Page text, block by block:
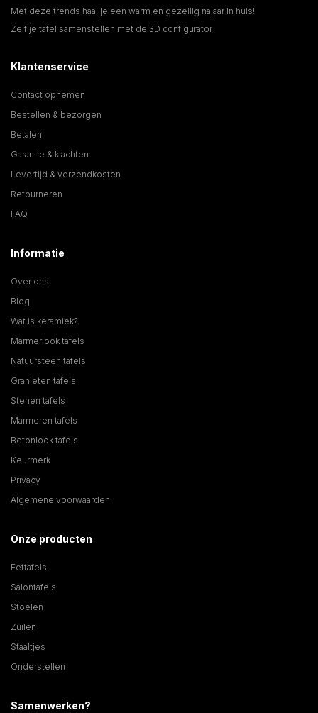
Met deze trends haal je een warm en gezellig najaar in huis!
Zelf je tafel samenstellen met de 3D configurator
Klantenservice
Contact opnemen
Bestellen & bezorgen
Betalen
Garantie & klachten
Levertijd & verzendkosten
Retourneren
FAQ
Informatie
Over ons
Blog
Wat is keramiek?
Marmerlook tafels
Natuursteen tafels
Granieten tafels
Stenen tafels
Marmeren tafels
Betonlook tafels
Keurmerk
Privacy
Algemene voorwaarden
Onze producten
Eettafels
Salontafels
Stoelen
Zuilen
Staaltjes
Onderstellen
Samenwerken?